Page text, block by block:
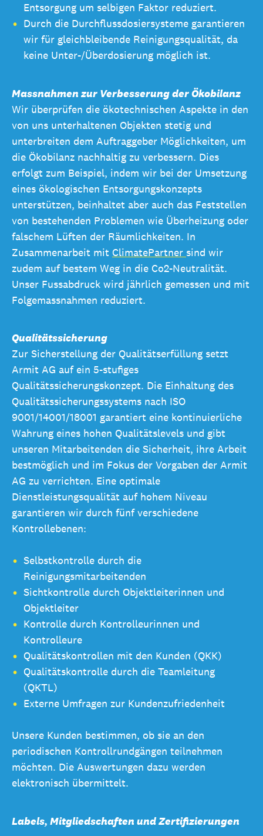
Entsorgung um selbigen Faktor reduziert.
Durch die Durchflussdosiersysteme garantieren
wir für gleichbleibende Reinigungsqualität, da
keine Unter-/Überdosierung möglich ist.
Massnahmen zur Verbesserung der Ökobilanz
Wir überprüfen die ökotechnischen Aspekte in den
von uns unterhaltenen Objekten stetig und
unterbreiten dem Auftraggeber Möglichkeiten, um
die Ökobilanz nachhaltig zu verbessern. Dies
erfolgt zum Beispiel, indem wir bei der Umsetzung
eines ökologischen Entsorgungskonzepts
unterstützen, beinhaltet aber auch das Feststellen
von bestehenden Problemen wie Überheizung oder
falschem Lüften der Räumlichkeiten. In
Zusammenarbeit mit ClimatePartner sind wir
zudem auf bestem Weg in die Co2-Neutralität.
Unser Fussabdruck wird jährlich gemessen und mit
Folgemassnahmen reduziert.
Qualitätssicherung
Zur Sicherstellung der Qualitätserfüllung setzt
Armit AG auf ein 5-stufiges
Qualitätssicherungskonzept. Die Einhaltung des
Qualitätssicherungssystems nach ISO
9001/14001/18001 garantiert eine kontinuierliche
Wahrung eines hohen Qualitätslevels und gibt
unseren Mitarbeitenden die Sicherheit, ihre Arbeit
bestmöglich und im Fokus der Vorgaben der Armit
AG zu verrichten. Eine optimale
Dienstleistungsqualität auf hohem Niveau
garantieren wir durch fünf verschiedene
Kontrollebenen:
Selbstkontrolle durch die
Reinigungsmitarbeitenden
Sichtkontrolle durch Objektleiterinnen und
Objektleiter
Kontrolle durch Kontrolleurinnen und
Kontrolleure
Qualitätskontrollen mit den Kunden (QKK)
Qualitätskontrolle durch die Teamleitung
(QKTL)
Externe Umfragen zur Kundenzufriedenheit
Unsere Kunden bestimmen, ob sie an den
periodischen Kontrollrundgängen teilnehmen
möchten. Die Auswertungen dazu werden
elektronisch übermittelt.
Labels, Mitgliedschaften und Zertifizierungen